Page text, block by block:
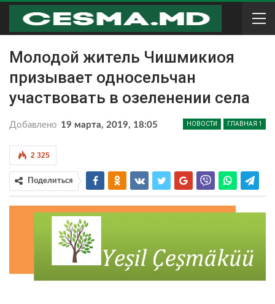
Молодой житель Чишмикиоя
призывает односельчан
участвовать в озеленении села
НОВОСТИ ГЛАВНАЯ 1
Добавлено 19 марта, 2019, 18:05
2 325
Поделиться